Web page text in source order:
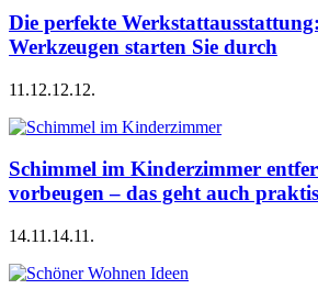
Die perfekte
Werkzeugen starten Sie durch
11.12.12.12.
Schimmel im Kinderzimmer
vorbeugen – das geht auch
14.11.14.11.